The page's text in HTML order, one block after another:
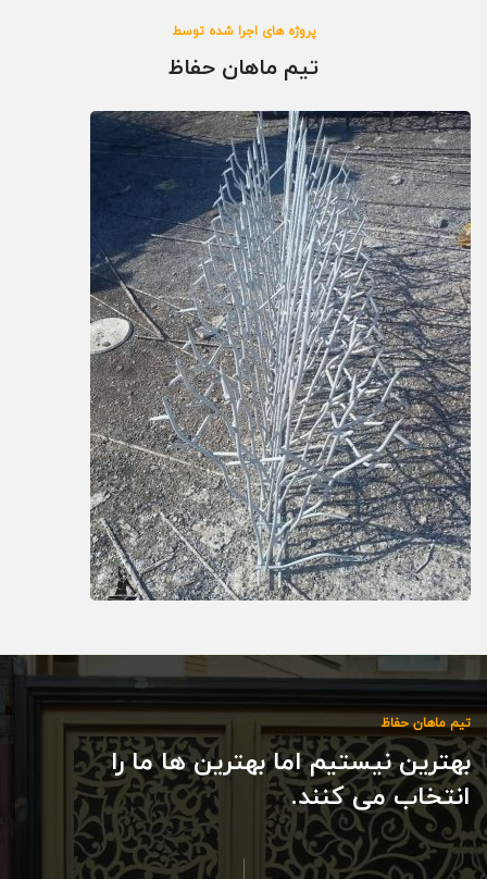
پروژه های اجرا شده توسط
تیم ماهان حفاظ
تیم ماهان حفاظ
بهترین نیستیم اما بهترین ها ما را
انتخاب می کنند.